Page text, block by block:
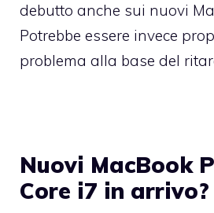
debutto anche sui nuovi
Potrebbe essere invece
problema alla base del
Nuovi MacBook
Core i7 in arrivo?